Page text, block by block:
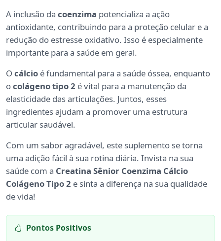
A inclusão da coenzima potencializa a ação
antioxidante, contribuindo para a proteção celular e a
redução do estresse oxidativo. Isso é especialmente
importante para a saúde em geral.
O cálcio é fundamental para a saúde óssea, enquanto
ocolágeno tipo 2 é vital para a manutenção da
elasticidade das articulações. Juntos, esses
ingredientes ajudam a promover uma estrutura
articular saudável.
Com um sabor agradável, este suplemento se torna
uma adição fácil à sua rotina diária. Invista na sua
saúde com a Creatina Sênior Coenzima Cálcio
Colágeno Tipo 2 e sinta a diferença na sua qualidade
de vida!
Pontos Positivos